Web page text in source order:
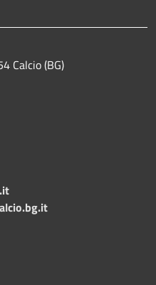
Calcio (BG)